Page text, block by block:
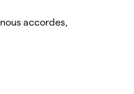
accordes,